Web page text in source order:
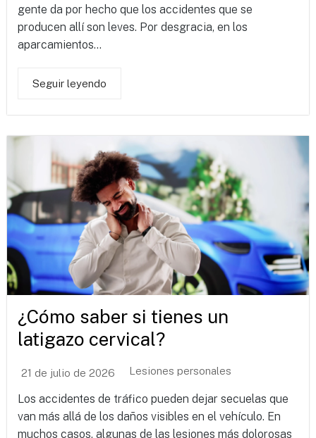
gente da por hecho que los accidentes que se
producen allí son leves. Por desgracia, en los
aparcamientos...
Seguir leyendo
¿Cómo saber si tienes un
latigazo cervical?
21 de julio de 2026 Lesiones personales
Los accidentes de tráfico pueden dejar secuelas que
van más allá de los daños visibles en el vehículo. En
muchos casos, algunas de las lesiones más dolorosas